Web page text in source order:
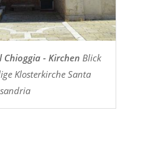
Chioggia - Kirchen Blick
Klosterkirche Santa